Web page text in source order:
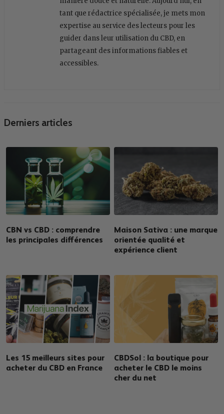
tant que rédactrice spécialisée, je mets mon
expertise au service des lecteurs pour les
guider dans leur utilisation du CBD, en
partageant des informations fiables et
accessibles.
Derniers articles
CBN vs CBD : comprendre
les principales différences
Maison Sativa : une marque
orientée qualité et
expérience client
Les 15 meilleurs sites pour
acheter du CBD en France
CBDSol : la boutique pour
acheter le CBD le moins
cher du net